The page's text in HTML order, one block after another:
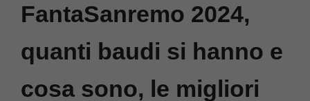
FantaSanremo 2024,
quanti baudi si hanno e
cosa sono, le migliori